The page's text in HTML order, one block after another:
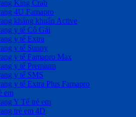
King Crab
4U Famapro
kháng khuẩn Active
y tế Cô Gái
y tế Extra
y tế Sunny
y tế Famapro Max
y tế Premium
y tế SMS
y tế Extra Plus Famapro
em
Y Tế trẻ em
trẻ em 4D